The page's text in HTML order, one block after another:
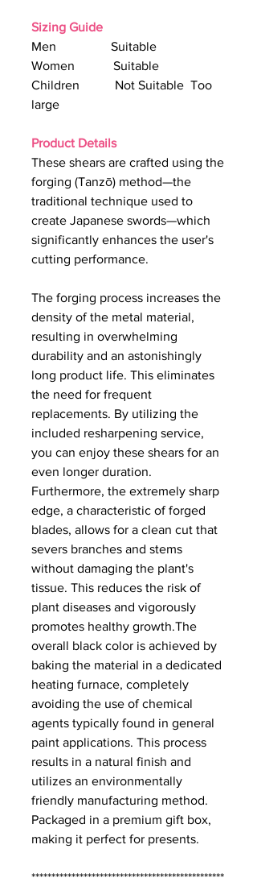
Sizing Guide
Men Suitable
Women Suitable
Children Not Suitable Too
large
Product Details
These shears are crafted using the
forging (Tanzō) method—the
traditional technique used to
create Japanese swords—which
significantly enhances the user's
cutting performance.
The forging process increases the
density of the metal material,
resulting in overwhelming
durability and an astonishingly
long product life. This eliminates
the need for frequent
replacements. By utilizing the
included resharpening service,
you can enjoy these shears for an
even longer duration.
Furthermore, the extremely sharp
edge, a characteristic of forged
blades, allows for a clean cut that
severs branches and stems
without damaging the plant's
tissue. This reduces the risk of
plant diseases and vigorously
promotes healthy growth.The
overall black color is achieved by
baking the material in a dedicated
heating furnace, completely
avoiding the use of chemical
agents typically found in general
paint applications. This process
results in a natural finish and
utilizes an environmentally
friendly manufacturing method.
Packaged in a premium gift box,
making it perfect for presents.
************************************************